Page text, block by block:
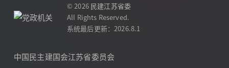
© 2026 民建江苏省委
All Rights Reserved.
系统最后更新：2026.8.1
中国民主建国会江苏省委员会